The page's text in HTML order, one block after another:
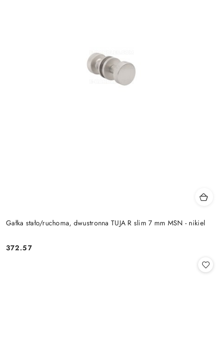
Gałka stało/ruchoma, dwustronna TUJA R slim 7 mm MSN - nikiel
Cena:
372.57